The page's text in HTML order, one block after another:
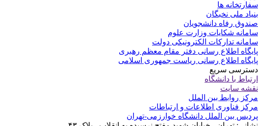
سفارتخانه ها
بنیاد ملی نخبگان
صندوق رفاه دانشجویان
سامانه شکایات وزارت علوم
سامانه تدارکات الکترونیکی دولت
پایگاه اطلاع رسانی دفتر مقام معظم رهبری
پایگاه اطلاع رسانی ریاست جمهوری اسلامی
دسترسی سریع
ارتباط با دانشگاه
نقشه سایت
مرکز روابط بین الملل
مرکز فناوری اطلاعات و ارتباطات
پردیس بین الملل دانشگاه خوارزمی-تهران